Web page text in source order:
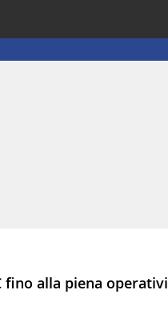
alla piena